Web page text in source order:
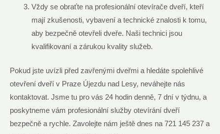
Vždy se obraťte na profesionální otevírače dveří, kteří
mají zkušenosti, vybavení a technické znalosti k tomu,
aby bezpečně otevřeli dveře. Naši technici jsou
kvalifikovaní a zárukou kvality služeb.
Pokud jste uvízli před zavřenými dveřmi a hledáte spolehlivé
otevření dveří v Praze Újezdu nad Lesy, neváhejte nás
kontaktovat. Jsme tu pro vás 24 hodin denně, 7 dní v týdnu, a
poskytneme vám profesionální služby otevírání dveří
bezpečně a rychle. Zavolejte nám ještě dnes na 721 145 237 a